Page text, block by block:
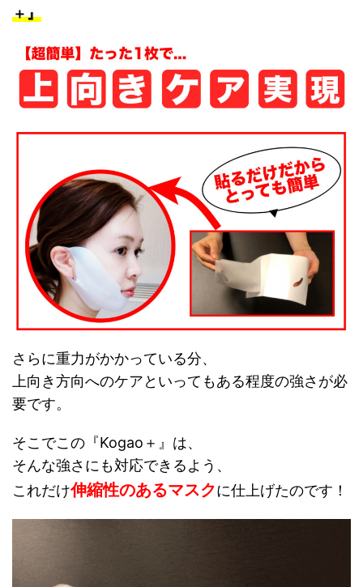
＋』
さらに重力がかかっている分、
上向き方向へのケアといってもある程度の強さが必
要です。
そこでこの『Kogao＋』は、
そんな強さにも対応できるよう、
これだけ伸縮性のあるマスクに仕上げたのです！